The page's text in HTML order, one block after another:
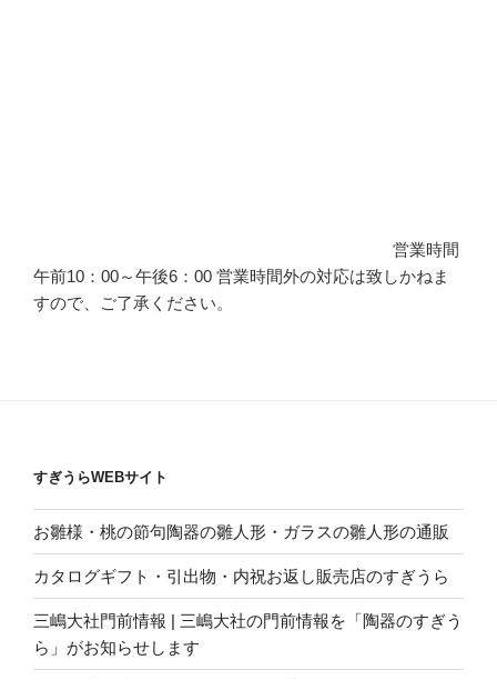
営業時間
午前10：00～午後6：00 営業時間外の対応は致しかねま
すので、ご了承ください。
すぎうらWEBサイト
お雛様・桃の節句陶器の雛人形・ガラスの雛人形の通販
カタログギフト・引出物・内祝お返し販売店のすぎうら
三嶋大社門前情報 | 三嶋大社の門前情報を「陶器のすぎう
ら」がお知らせします